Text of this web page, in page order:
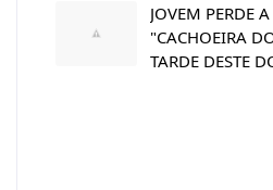
JOVEM PERDE
"CACHOEIRA
TARDE DESTE